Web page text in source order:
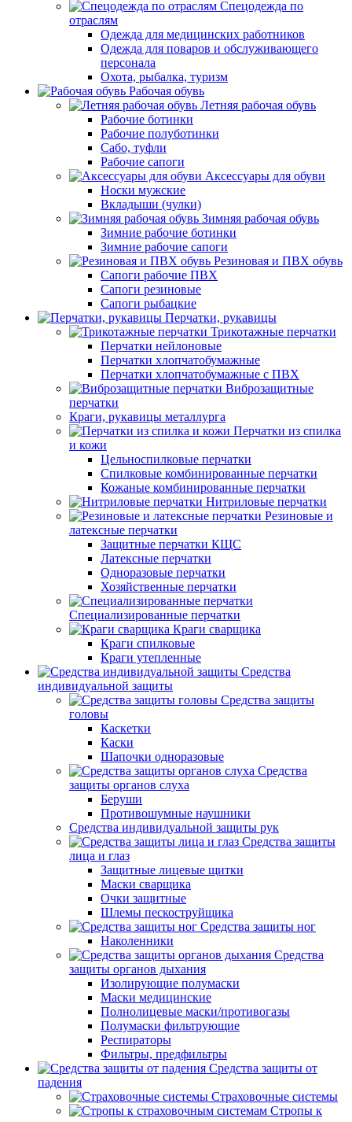
Спецодежда по
отраслям
Одежда для медицинских работников
Одежда для поваров и обслуживающего
персонала
Охота, рыбалка, туризм
Рабочая обувь
Летняя рабочая обувь
Рабочие ботинки
Рабочие полуботинки
Сабо, туфли
Рабочие сапоги
Аксессуары для обуви
Носки мужские
Вкладыши (чулки)
Зимняя рабочая обувь
Зимние рабочие ботинки
Зимние рабочие сапоги
Резиновая и ПВХ обувь
Сапоги рабочие ПВХ
Сапоги резиновые
Сапоги рыбацкие
Перчатки, рукавицы
Трикотажные перчатки
Перчатки нейлоновые
Перчатки хлопчатобумажные
Перчатки хлопчатобумажные с ПВХ
Виброзащитные
перчатки
Краги, рукавицы металлурга
Перчатки из спилка
и кожи
Цельноспилковые перчатки
Спилковые комбинированные перчатки
Кожаные комбинированные перчатки
Нитриловые перчатки
Резиновые и
латексные перчатки
Защитные перчатки КЩС
Латексные перчатки
Одноразовые перчатки
Хозяйственные перчатки
Специализированные перчатки
Краги сварщика
Краги спилковые
Краги утепленные
Средства
индивидуальной защиты
Средства защиты
головы
Каскетки
Каски
Шапочки одноразовые
Средства
защиты органов слуха
Беруши
Противошумные наушники
Средства индивидуальной защиты рук
Средства защиты
лица и глаз
Защитные лицевые щитки
Маски сварщика
Очки защитные
Шлемы пескоструйщика
Средства защиты ног
Наколенники
Средства
защиты органов дыхания
Изолирующие полумаски
Маски медицинские
Полнолицевые маски/противогазы
Полумаски фильтрующие
Респираторы
Фильтры, предфильтры
Средства защиты от
падения
Страховочные системы
Стропы к